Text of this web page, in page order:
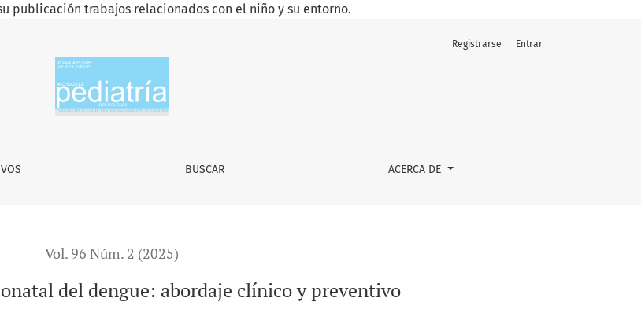
publicación trabajos relacionados con el niño y su entorno.
BUSCAR ACERCA DE
Registrarse Entrar
Vol. 96 Núm. 2 (2025)
del dengue: abordaje clínico y preventivo